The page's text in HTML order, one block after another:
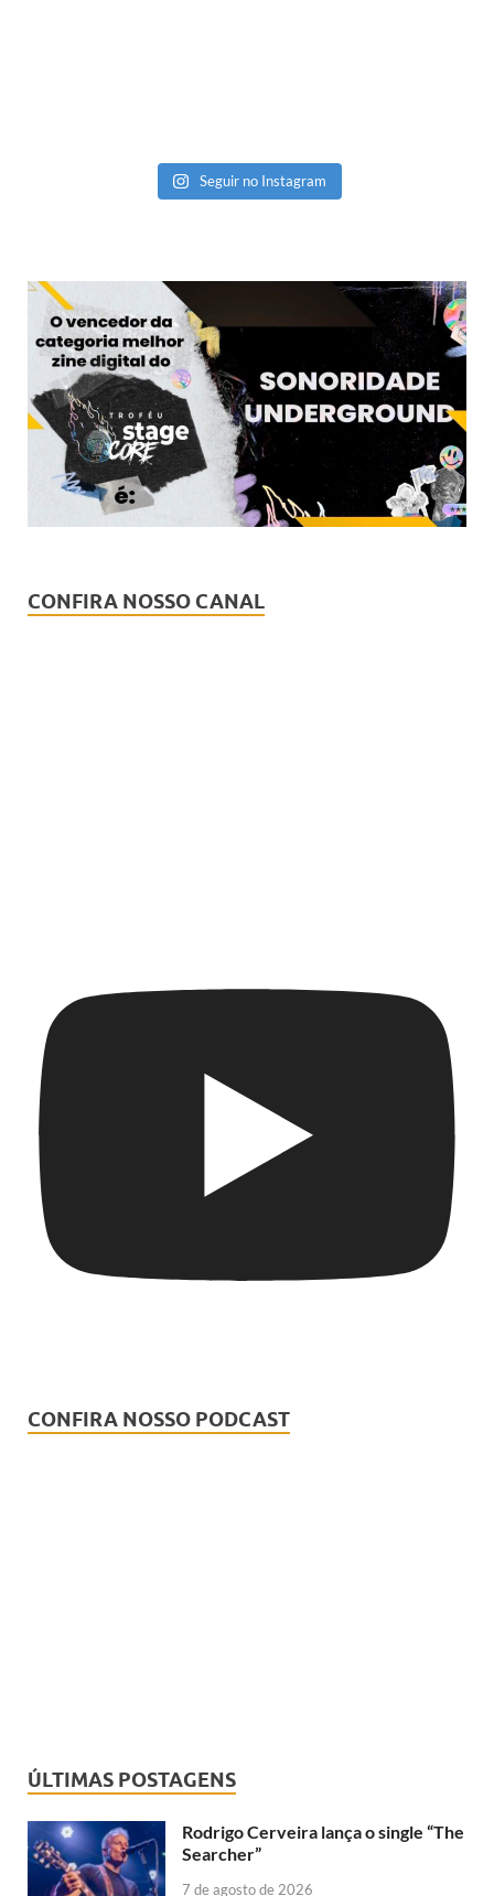
Seguir no Instagram
CONFIRA NOSSO CANAL
CONFIRA NOSSO PODCAST
ÚLTIMAS POSTAGENS
Rodrigo Cerveira lança o single “The
Searcher”
7 de agosto de 2026